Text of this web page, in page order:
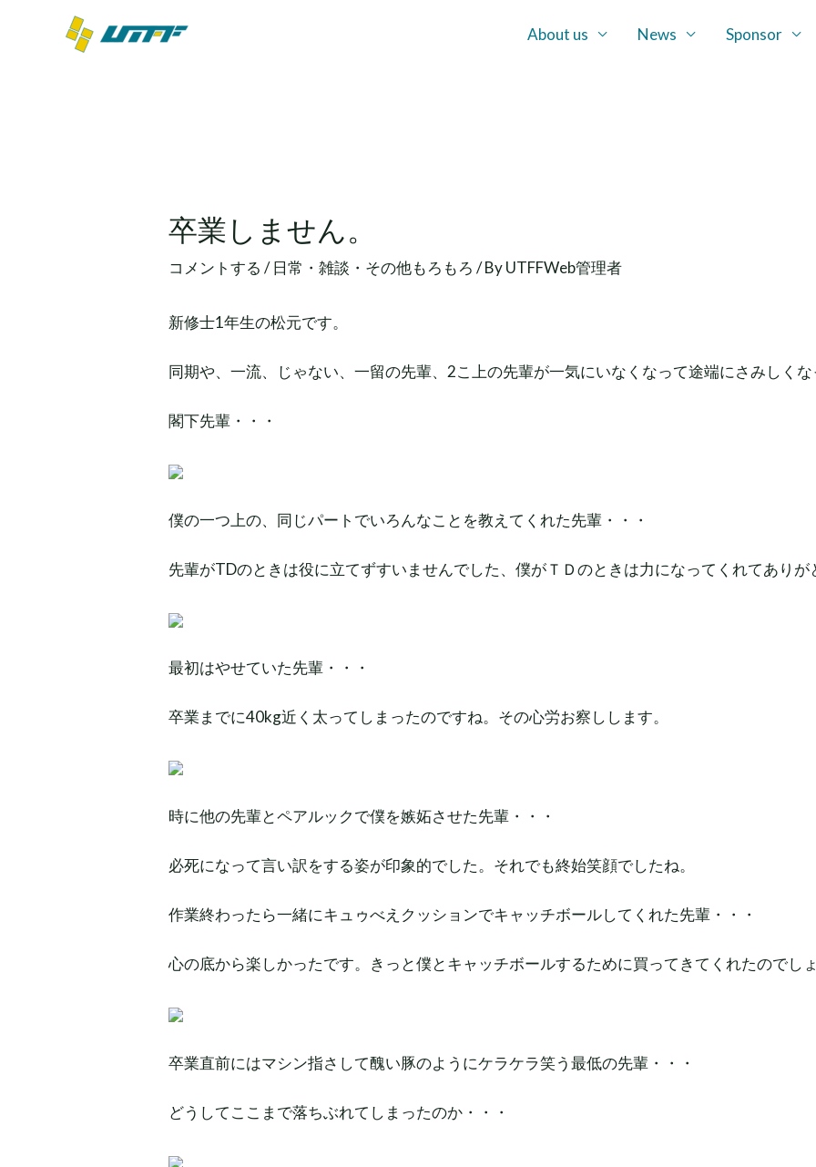
About us News Sponsor
卒業しません。
コメントする /日常・雑談・その他もろもろ / ByUTFFWeb管理者
新修士1年生の松元です。
同期や、一流、じゃない、一留の先輩、2こ上の先輩が一気にいなくなって途端にさみしく
閣下先輩・・・
僕の一つ上の、同じパートでいろんなことを教えてくれた先輩・・・
先輩がTDのときは役に立てずすいませんでした、僕がＴＤのときは力になってくれてあり
最初はやせていた先輩・・・
卒業までに40kg近く太ってしまったのですね。その心労お察しします。
時に他の先輩とペアルックで僕を嫉妬させた先輩・・・
必死になって言い訳をする姿が印象的でした。それでも終始笑顔でしたね。
作業終わったら一緒にキュゥべえクッションでキャッチボールしてくれた先輩・・・
心の底から楽しかったです。きっと僕とキャッチボールするために買ってきてくれたのでし
卒業直前にはマシン指さして醜い豚のようにケラケラ笑う最低の先輩・・・
どうしてここまで落ちぶれてしまったのか・・・